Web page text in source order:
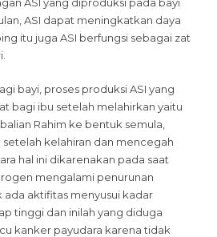
ASI dapat meningkatkan daya
itu juga ASI berfungsi sebagai zat
bayi, proses produksi ASI yang
bagi ibu setelah melahirkan yaitu
Rahim ke bentuk semula,
kelahiran dan mencegah
hal ini dikarenakan pada saat
mengalami penurunan
aktifitas menyusui kadar
tinggi dan inilah yang diduga
kanker payudara karena tidak